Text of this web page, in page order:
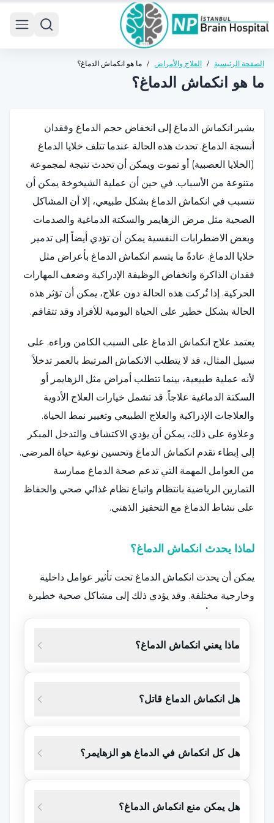
الصفحة الرئيسية / العلاج والأمراض / ما هو انكماش الدماغ؟
ما هو انكماش الدماغ؟
يشير انكماش الدماغ إلى انخفاض حجم الدماغ وفقدان
أنسجة الدماغ. تحدث هذه الحالة عندما تتلف خلايا الدماغ
(الخلايا العصبية) أو تموت ويمكن أن تحدث نتيجة لمجموعة
متنوعة من الأسباب. في حين أن عملية الشيخوخة يمكن أن
تتسبب في انكماش الدماغ بشكل طبيعي، إلا أن المشاكل
الصحية مثل مرض الزهايمر والسكتة الدماغية والصدمات
وبعض الاضطرابات النفسية يمكن أن تؤدي أيضاً إلى تدمير
خلايا الدماغ. عادةً ما يتسم انكماش الدماغ بأعراض مثل
فقدان الذاكرة وانخفاض الوظيفة الإدراكية وضعف المهارات
الحركية. إذا تُركت هذه الحالة دون علاج، يمكن أن تؤثر هذه
الحالة بشكل خطير على الحياة اليومية للأفراد وقد تتفاقم.
يعتمد علاج انكماش الدماغ على السبب الكامن وراءه. على
سبيل المثال، قد لا يتطلب الانكماش المرتبط بالعمر تدخلاً
لأنه عملية طبيعية، بينما تتطلب أمراض مثل الزهايمر أو
السكتة الدماغية علاجاً. قد تشمل خيارات العلاج الأدوية
والعلاجات الإدراكية والعلاج الطبيعي وتغيير نمط الحياة.
وعلاوة على ذلك، يمكن أن يؤدي الاكتشاف والتدخل المبكر
إلى إبطاء تقدم انكماش الدماغ وتحسين نوعية حياة المرضى.
من العوامل المهمة التي تدعم صحة الدماغ ممارسة
التمارين الرياضية بانتظام واتباع نظام غذائي صحي والحفاظ
على نشاط الدماغ مع التحفيز الذهني.
لماذا يحدث انكماش الدماغ؟
يمكن أن يحدث انكماش الدماغ تحت تأثير عوامل داخلية
وخارجية مختلفة. وقد يؤدي ذلك إلى مشاكل صحية خطيرة
العصبية وصدمات الرأس والاضطرابات النفسية والعادات
السيئة. قد يكون هناك انكماش طبيعي في أنسجة المخ مع
ومع ذلك، فإن الأمراض العصبية التنكسية العصبية مثل
هي عوامل مهمة تؤدي إلى موت خلايا الدماغ وبالتالي
انكماش الدماغ. الأسباب الأكثر شيوعاً هي:
الشيخوخة:يمكن أن يحدث انكماش طبيعي في أنسجة
ماذا يعني انكماش الدماغ؟
هل انكماش الدماغ قاتل؟
هل كل انكماش في الدماغ هو الزهايمر؟
هل يمكن منع انكماش الدماغ؟